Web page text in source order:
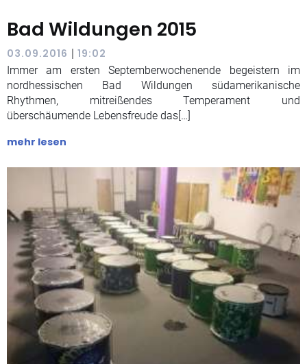
Bad Wildungen 2015
03.09.2016 | 19:02
Immer am ersten Septemberwochenende begeistern im
nordhessischen Bad Wildungen südamerikanische
Rhythmen, mitreißendes Temperament und
überschäumende Lebensfreude das[…]
mehr lesen